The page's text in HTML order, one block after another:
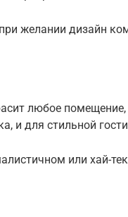
желании дизайн
любое
и для стильной
или хай-тек